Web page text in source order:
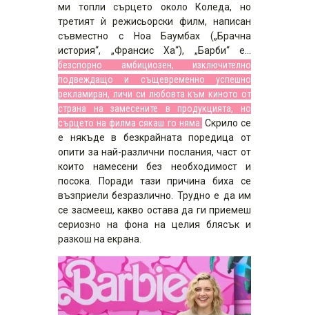
ми топли сърцето около Коледа, но
третият ѝ режисьорски филм, написан
съвместно с Ноа Баумбах („Брачна
история“, „Франсис Ха“), „Барби“ е…
безспорно амбициозен, изключително
подвеждащо и същевременно успешно
рекламиран, личи си любовта към киното от
страна на замесените в продукцията, но
сърцето на филма сякаш го няма. Скрило се
е някъде в безкрайната поредица от
опити за най-различни послания, част от
които намесени без необходимост и
посока. Поради тази причина биха се
възприели безразлично. Трудно е да им
се засмееш, какво остава да ги приемеш
сериозно на фона на целия блясък и
разкош на екрана.